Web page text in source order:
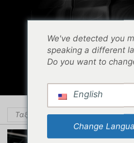
ΑΡΧΙΚΉ ΣΕΛΊΔΑ
ΣΕΛΊΔΑ
We've detected you
speaking a different
Do you want to
English
Change